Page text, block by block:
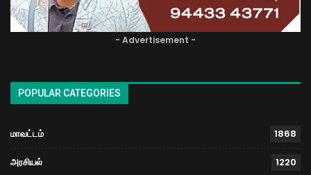
- Advertisement -
POPULAR CATEGORIES
மாவட்டம் 1868
அரசியல் 1220